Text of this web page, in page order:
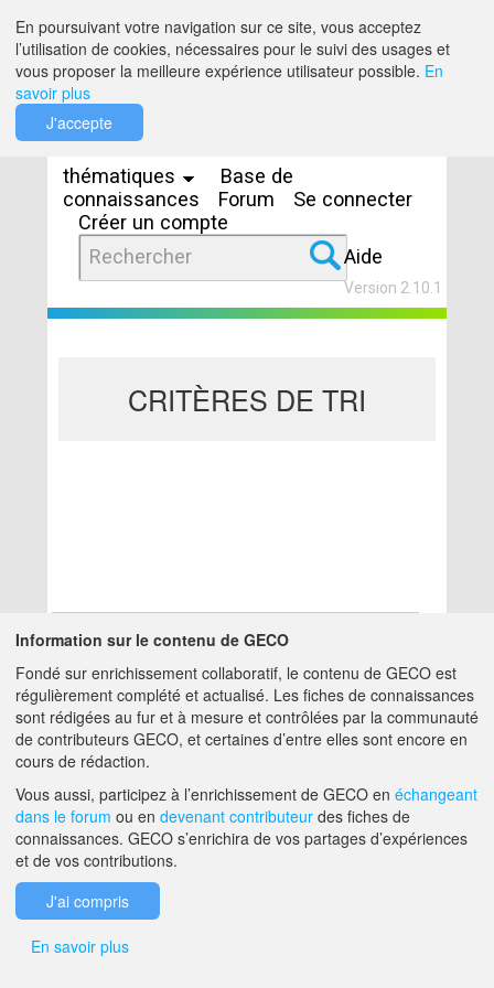
thématiques
Base de
connaissances
Forum
Se connecter
Créer un compte
Aide
Version 2.10.1
CRITÈRES DE TRI
Aucun résultat
A PROPOS DE GECO AIDE
F.A.Q. NOUS CONTACTER
En poursuivant votre navigation sur ce site, vous acceptez
l’utilisation de cookies, nécessaires pour le suivi des usages et
vous proposer la meilleure expérience utilisateur possible. En
savoir plus
J'accepte
Information sur le contenu de GECO
Fondé sur enrichissement collaboratif, le contenu de GECO est
régulièrement complété et actualisé. Les fiches de connaissances
sont rédigées au fur et à mesure et contrôlées par la communauté
de contributeurs GECO, et certaines d’entre elles sont encore en
cours de rédaction.
Vous aussi, participez à l’enrichissement de GECO en échangeant
dans le forum ou en devenant contributeur des fiches de
connaissances. GECO s’enrichira de vos partages d’expériences
et de vos contributions.
J'ai compris
En savoir plus